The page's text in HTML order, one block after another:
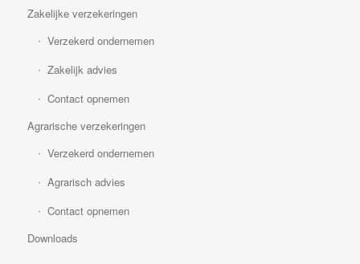
Zakelijke verzekeringen
Verzekerd ondernemen
Zakelijk advies
Contact opnemen
Agrarische verzekeringen
Verzekerd ondernemen
Agrarisch advies
Contact opnemen
Downloads